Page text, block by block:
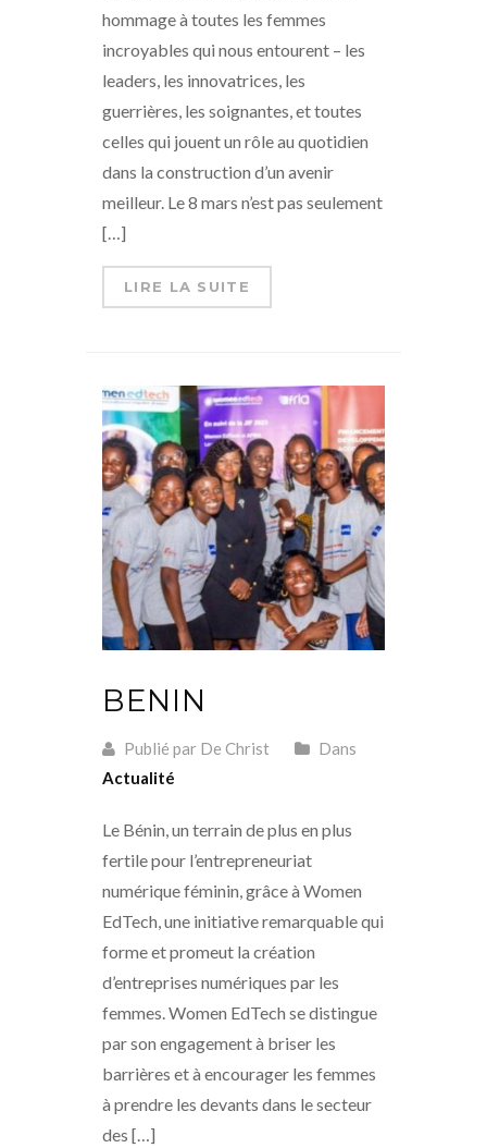
hommage à toutes les femmes
incroyables qui nous entourent – les
leaders, les innovatrices, les
guerrières, les soignantes, et toutes
celles qui jouent un rôle au quotidien
dans la construction d’un avenir
meilleur. Le 8 mars n’est pas seulement
[…]
LIRE LA SUITE
BENIN
Publié par De Christ
Dans
Actualité
Le Bénin, un terrain de plus en plus
fertile pour l’entrepreneuriat
numérique féminin, grâce à Women
EdTech, une initiative remarquable qui
forme et promeut la création
d’entreprises numériques par les
femmes. Women EdTech se distingue
par son engagement à briser les
barrières et à encourager les femmes
à prendre les devants dans le secteur
des […]